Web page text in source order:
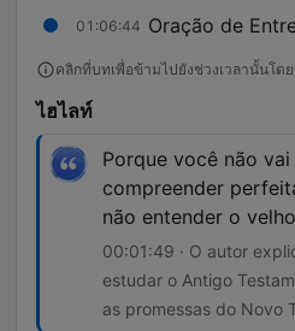
01:06:44 Oração de
คลิกที่บทเพื่อข้ามไปยังช่วงเวลานั้นโดย
ไฮไลท์
Porque você não
compreender
não entender o
00:01:49 · O autor
estudar o Antigo
as promessas do Novo